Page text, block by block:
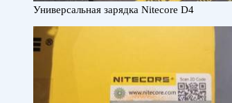
Универсальная зарядка Nitecore D4